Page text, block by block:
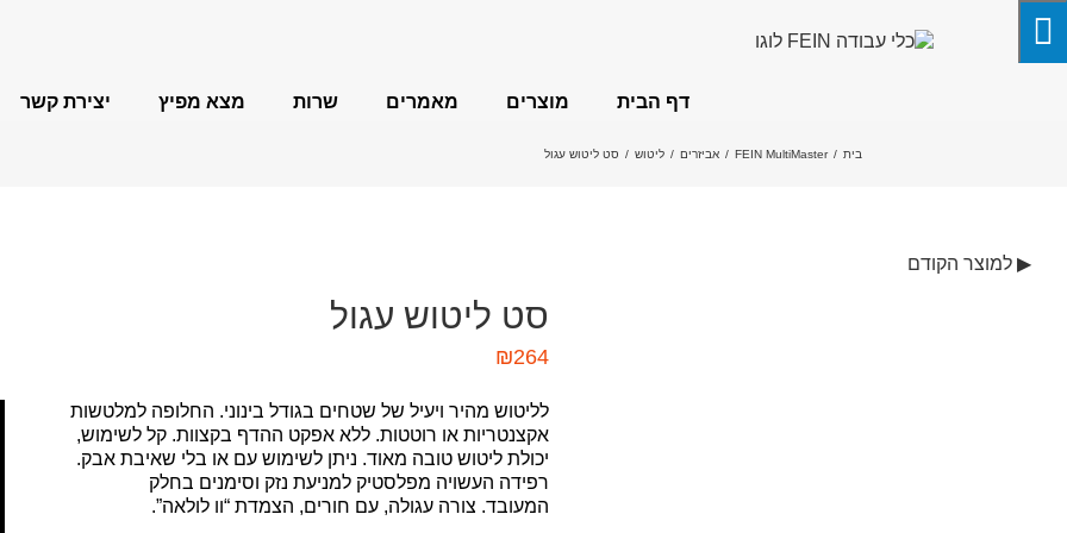
דף הבית מוצרים מאמרים שרות מצא מפיץ יצירת קשר
בית /
FEIN MultiMaster
/ אביזרים / ליטוש / סט ליטוש עגול
▶ למוצר הקודם
סט ליטוש עגול
₪264
לליטוש מהיר ויעיל של שטחים בגודל בינוני. החלופה למלטשות
אקצנטריות או רוטטות. ללא אפקט ההדף בקצוות. קל לשימוש,
יכולת ליטוש טובה מאוד. ניתן לשימוש עם או בלי שאיבת אבק.
רפידה העשויה מפלסטיק למניעת נזק וסימנים בחלק
המעובד. צורה עגולה, עם חורים, הצמדת “וו לולאה”.